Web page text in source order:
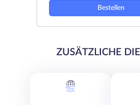
Bestellen
ZUSÄTZLICHE